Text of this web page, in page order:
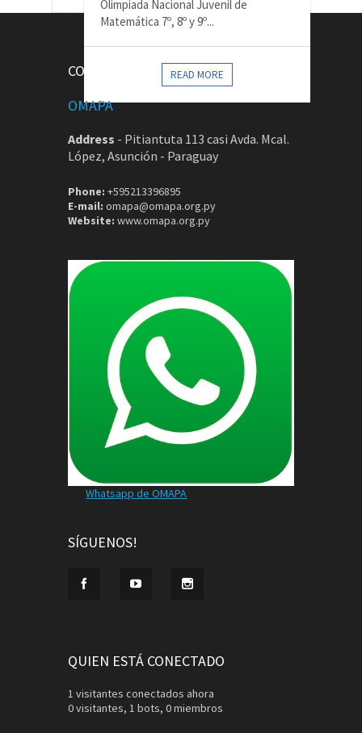
Olimpiada Nacional Juvenil de
Matemática 7º, 8º y 9º...
READ MORE
CONTACTOS
OMAPA
Address - Pitiantuta 113 casi Avda. Mcal.
López, Asunción - Paraguay
Phone: +595213396895
E-mail: omapa@omapa.org.py
Website: www.omapa.org.py
Whatsapp de OMAPA
SÍGUENOS!
QUIEN ESTÁ CONECTADO
1 visitantes conectados ahora
0 visitantes, 1 bots, 0 miembros